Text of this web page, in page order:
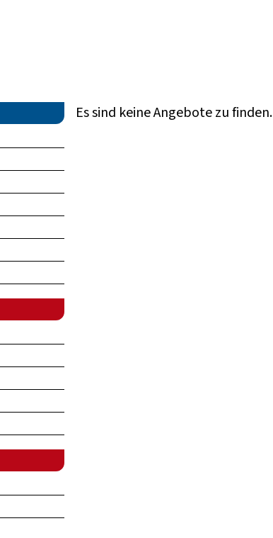
Es sind keine Angebote zu finden.